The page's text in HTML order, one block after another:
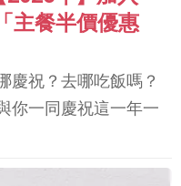
主餐半價優惠
慶祝？去哪吃飯嗎？
你一同慶祝這一年一